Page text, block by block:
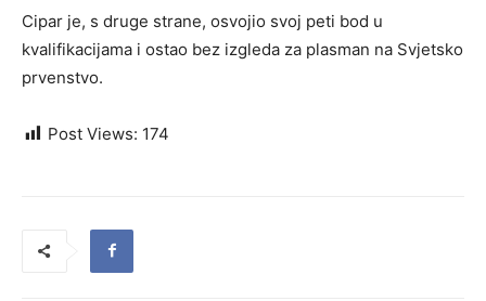
Cipar je, s druge strane, osvojio svoj peti bod u
kvalifikacijama i ostao bez izgleda za plasman na Svjetsko
prvenstvo.
Post Views: 174